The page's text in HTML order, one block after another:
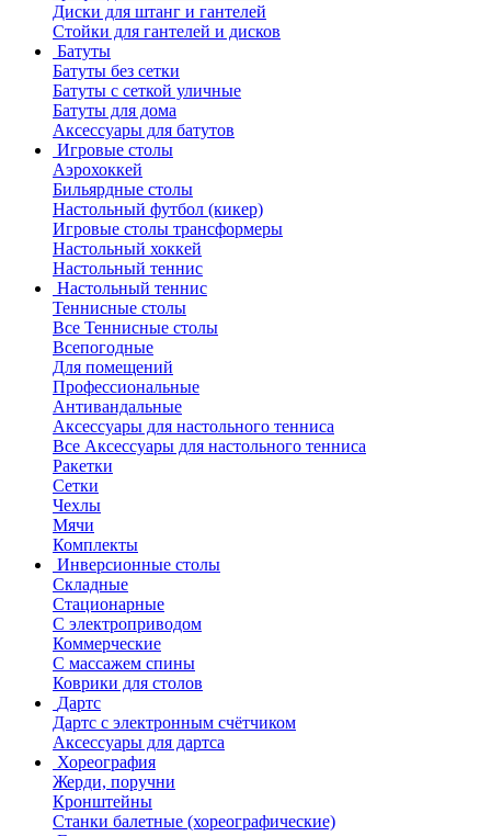
Диски для штанг и гантелей
Стойки для гантелей и дисков
Батуты
Батуты без сетки
Батуты с сеткой уличные
Батуты для дома
Аксессуары для батутов
Игровые столы
Аэрохоккей
Бильярдные столы
Настольный футбол (кикер)
Игровые столы трансформеры
Настольный хоккей
Настольный теннис
Настольный теннис
Теннисные столы
Все Теннисные столы
Всепогодные
Для помещений
Профессиональные
Антивандальные
Аксессуары для настольного тенниса
Все Аксессуары для настольного тенниса
Ракетки
Сетки
Чехлы
Мячи
Комплекты
Инверсионные столы
Складные
Стационарные
С электроприводом
Коммерческие
С массажем спины
Коврики для столов
Дартс
Дартс с электронным счётчиком
Аксессуары для дартса
Хореография
Жерди, поручни
Кронштейны
Станки балетные (хореографические)